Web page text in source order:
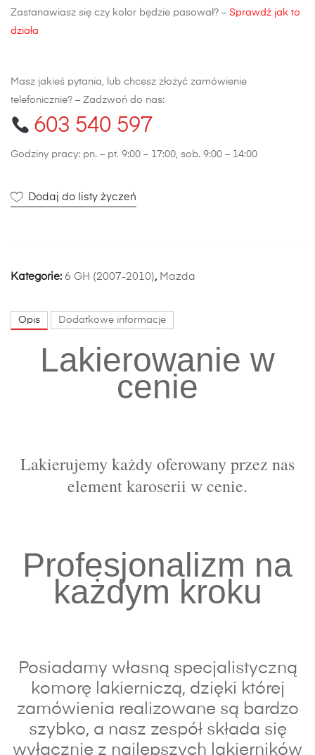
Zastanawiasz się czy kolor będzie pasował? – Sprawdź jak to
działa
Masz jakieś pytania, lub chcesz złożyć zamówienie
telefonicznie? – Zadzwoń do nas:
603 540 597
Godziny pracy: pn. – pt. 9:00 – 17:00, sob. 9:00 – 14:00
Dodaj do listy życzeń
Kategorie: 6 GH (2007-2010), Mazda
Opis Dodatkowe informacje
Lakierowanie w
cenie
Lakierujemy każdy oferowany przez nas
element karoserii w cenie.
Profesjonalizm na
każdym kroku
Posiadamy własną specjalistyczną
komorę lakierniczą, dzięki której
zamówienia realizowane są bardzo
szybko, a nasz zespół składa się
wyłącznie z najlepszych lakierników